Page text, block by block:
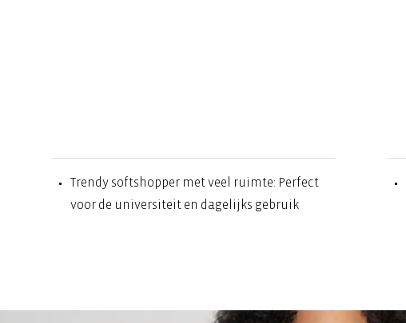
Trendy softshopper met veel ruimte: Perfect
voor de universiteit en dagelijks gebruik